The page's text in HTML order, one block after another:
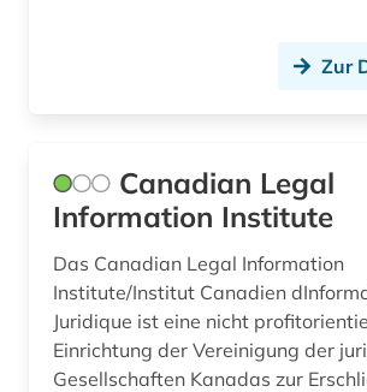
elektronische bibliothek (1)
elektronische publikation (1)
elektronisches buch (14)
energierecht (1)
englisch (4)
entscheide (2)
Zur
Canadian Legal
Information Institute
Das Canadian Legal Information
Institute/Institut Canadien
Juridique ist eine nicht
Einrichtung der Vereinigung der
Gesellschaften Kanadas zur